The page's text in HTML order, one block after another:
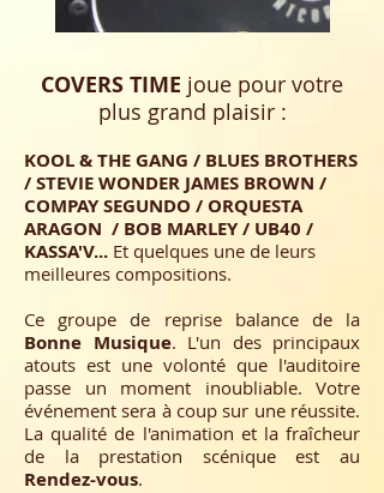
COVERS TIME joue pour votre
plus grand plaisir :
KOOL & THE GANG / BLUES BROTHERS
/ STEVIE WONDER JAMES BROWN /
COMPAY SEGUNDO / ORQUESTA
ARAGON / BOB MARLEY / UB40 /
KASSA'V... Et quelques une de leurs
meilleures compositions.
Ce groupe de reprise balance de la
Bonne Musique. L'un des principaux
atouts est une volonté que l'auditoire
passe un moment inoubliable. Votre
événement sera à coup sur une réussite.
La qualité de l'animation et la fraîcheur
de la prestation scénique est au
Rendez-vous.